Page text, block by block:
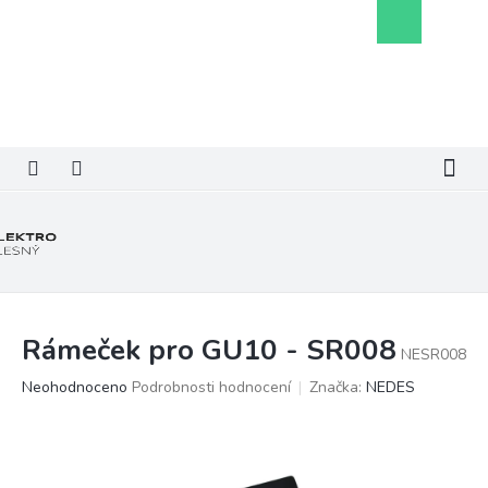
košík
Rámeček pro GU10 - SR008 NESR008
Průměrné
Neohodnoceno Podrobnosti hodnocení Značka: NEDES